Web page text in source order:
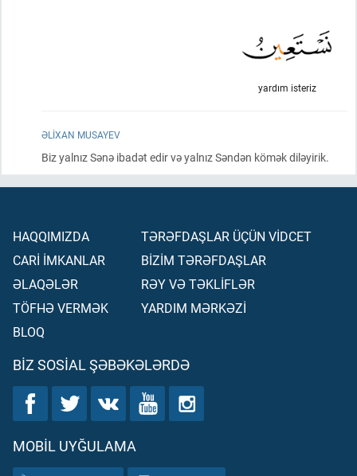
yardım isteriz
ƏLIXAN MUSAYEV
Biz yalnız Sənə ibadət edir və yalnız Səndən kömək diləyirik.
HAQQIMIZDA
CARİ İMKANLAR
ƏLAQƏLƏR
TÖFHƏ VERMƏK
BLOQ
TƏRƏFDAŞLAR ÜÇÜN VİDCET
BİZİM TƏRƏFDAŞLAR
RƏY VƏ TƏKLİFLƏR
YARDIM MƏRKƏZİ
BIZ SOSIAL ŞƏBƏKƏLƏRDƏ
MOBIL UYĞULAMA